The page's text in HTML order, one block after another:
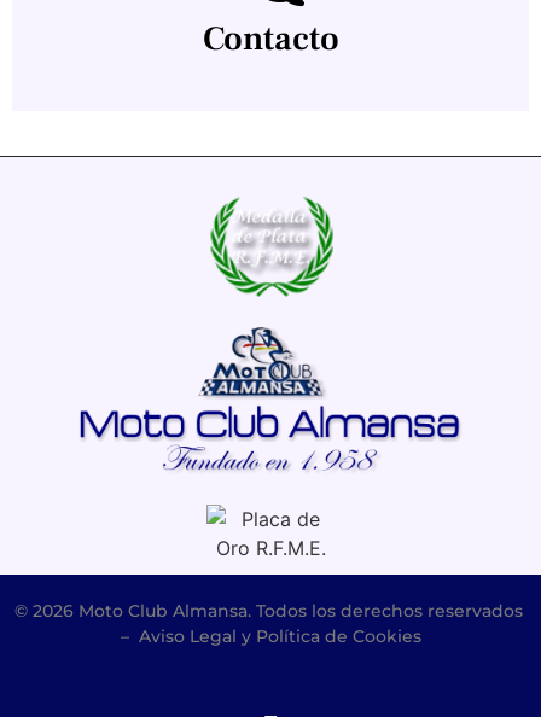
Contacto
© 2026 Moto Club Almansa. Todos los derechos reservados
– Aviso Legal y Política de Cookies